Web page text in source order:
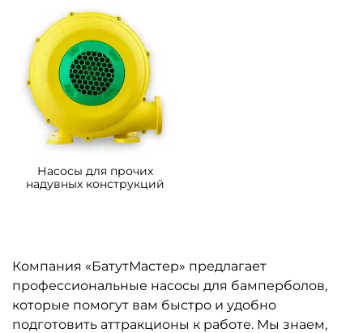
Насосы для прочих
надувных конструкций
Компания «БатутМастер» предлагает
профессиональные насосы для бамперболов,
которые помогут вам быстро и удобно
подготовить аттракционы к работе. Мы знаем,